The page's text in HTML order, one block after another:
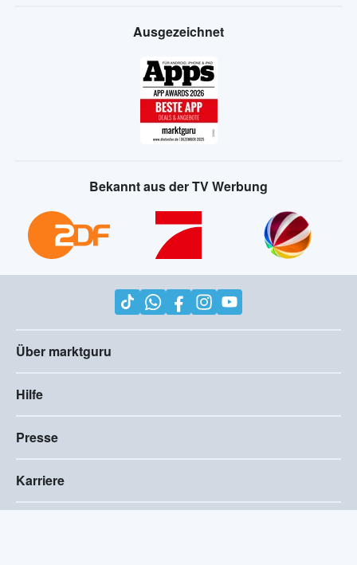
Ausgezeichnet
Bekannt aus der TV Werbung
Über marktguru
Hilfe
Presse
Karriere